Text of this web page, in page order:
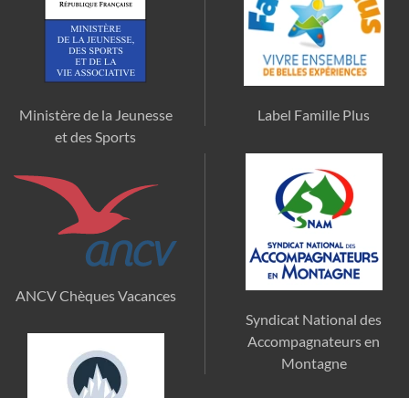
Ministère de la Jeunesse
et des Sports
Label Famille Plus
ANCV Chèques Vacances
Syndicat National des
Accompagnateurs en
Montagne